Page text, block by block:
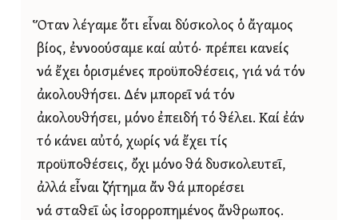
Ὅταν λέγαμε ὅτι εἶναι δύσκολος ὁ ἄγαμος
βίος, ἐννοούσαμε καί αὐτό· πρέπει κανείς
νά ἔχει ὁρισμένες προϋποθέσεις, γιά νά τόν
ἀκολουθήσει. Δέν μπορεῖ νά τόν
ἀκολουθήσει, μόνο ἐπειδή τό θέλει. Καί ἐάν
τό κάνει αὐτό, χωρίς νά ἔχει τίς
προϋποθέσεις, ὄχι μόνο θά δυσκολευτεῖ,
ἀλλά εἶναι ζήτημα ἄν θά μπορέσει
νά σταθεῖ ὡς ἰσορροπημένος ἄνθρωπος.